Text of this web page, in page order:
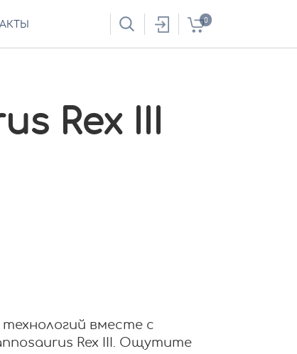
0
Rex III
технологий вместе с
Rex III. Ощутите